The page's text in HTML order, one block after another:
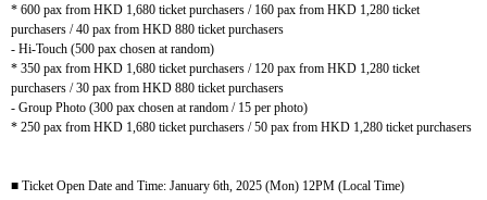
* 600 pax from HKD 1,680 ticket purchasers / 160 pax from HKD 1,280 ticket
purchasers / 40 pax from HKD 880 ticket purchasers
- Hi-Touch (500 pax chosen at random)
* 350 pax from HKD 1,680 ticket purchasers / 120 pax from HKD 1,280 ticket
purchasers / 30 pax from HKD 880 ticket purchasers
- Group Photo (300 pax chosen at random / 15 per photo)
* 250 pax from HKD 1,680 ticket purchasers / 50 pax from HKD 1,280 ticket purchasers
■ Ticket Open Date and Time: January 6th, 2025 (Mon) 12PM (Local Time)